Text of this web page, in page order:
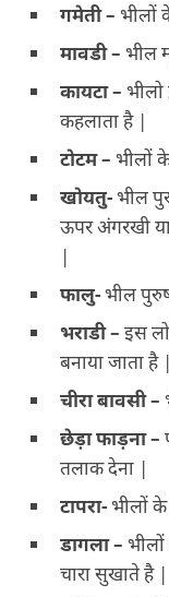
गमेती – भीलों
मावडी – भील
कायटा – भीलो
कहलाता है |
टोटम – भीलों
खोयतु- भील
ऊपर अंगरखी
|
फालु- भील
भराडी – इस
बनाया जाता है |
चीरा बावसी –
छेड़ा फाड़ना –
तलाक देना |
टापरा- भीलों
डागला –
चारा सुखाते है |